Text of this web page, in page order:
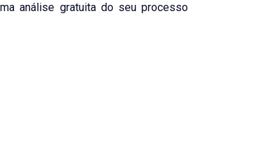
análise gratuita do seu processo